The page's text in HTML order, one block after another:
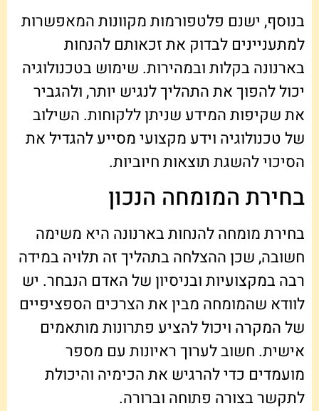
בנוסף, ישנם פלטפורמות מקוונות המאפשרות
למתעניינים לבדוק את זכאותם להנחות
בארנונה בקלות ובמהירות. שימוש בטכנולוגיה
יכול להפוך את התהליך לנגיש יותר, ולהגביר
את שקיפות המידע שניתן ללקוחות. השילוב
של טכנולוגיה וידע מקצועי מסייע להגדיל את
הסיכוי להשגת תוצאות חיוביות.
בחירת המומחה הנכון
בחירת מומחה להנחות בארנונה היא משימה
חשובה, שכן ההצלחה בתהליך זה תלויה במידה
רבה במקצועיות ובניסיון של האדם הנבחר. יש
לוודא שהמומחה מבין את הצרכים הספציפיים
של המקרה ויכול להציע פתרונות מותאמים
אישית. חשוב לערוך ראיונות עם מספר
מועמדים כדי להרגיש את הכימיה והיכולת
לתקשר בצורה פתוחה וברורה.